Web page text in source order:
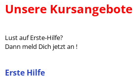
Unsere Kursangebote
Lust auf Erste-Hilfe?
Dann meld Dich jetzt an !
Erste Hilfe